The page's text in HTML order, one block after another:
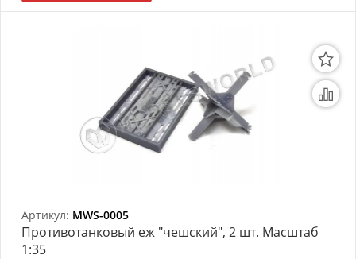
Артикул: MWS-0005
Противотанковый еж "чешский", 2 шт. Масштаб
1:35